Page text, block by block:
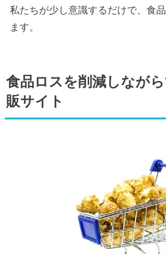
私たちが少し意識するだけで、食
ます。
食品ロスを削減しなが
販サイト